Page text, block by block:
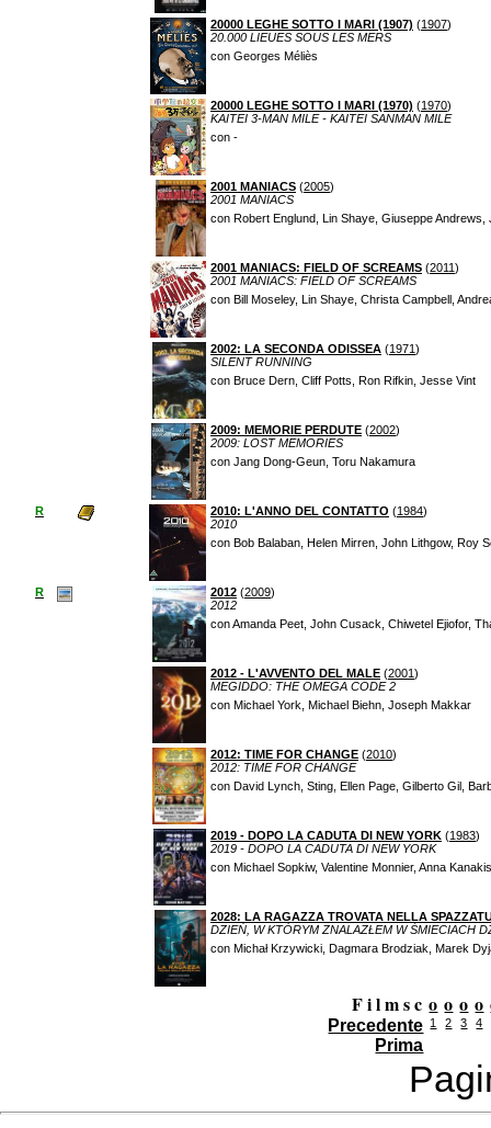
20000 LEGHE SOTTO I MARI (1907) (1907)
20.000 LIEUES SOUS LES MERS
con Georges Méliès
20000 LEGHE SOTTO I MARI (1970) (1970)
KAITEI 3-MAN MILE - KAITEI SANMAN MILE
con -
2001 MANIACS (2005)
2001 MANIACS
con Robert Englund, Lin Shaye, Giuseppe
2001 MANIACS: FIELD OF SCREAMS (2011)
2001 MANIACS: FIELD OF SCREAMS
con Bill Moseley, Lin Shaye, Christa Campbell,
2002: LA SECONDA ODISSEA (1971)
SILENT RUNNING
con Bruce Dern, Cliff Potts, Ron Rifkin, Jesse Vint
2009: MEMORIE PERDUTE (2002)
2009: LOST MEMORIES
con Jang Dong-Geun, Toru Nakamura
R 2010: L'ANNO DEL CONTATTO (1984)
2010
con Bob Balaban, Helen Mirren, John Lithgow, Roy
R 2012 (2009)
2012
con Amanda Peet, John Cusack, Chiwetel Ejiofor,
2012 - L'AVVENTO DEL MALE (2001)
MEGIDDO: THE OMEGA CODE 2
con Michael York, Michael Biehn, Joseph Makkar
2012: TIME FOR CHANGE (2010)
2012: TIME FOR CHANGE
con David Lynch, Sting, Ellen Page, Gilberto Gil,
2019 - DOPO LA CADUTA DI NEW YORK (1983)
2019 - DOPO LA CADUTA DI NEW YORK
con Michael Sopkiw, Valentine Monnier, Anna
2028: LA RAGAZZA TROVATA NELLA
DZIEŃ, W KTÓRYM ZNALAZŁEM W ŚMIECIACH
con Michał Krzywicki, Dagmara Brodziak, Marek
F i l m s c
Precedente
Prima
o
1
o
2
o
3
o
4